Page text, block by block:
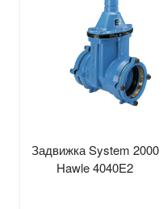
Задвижка System 2000
Hawle 4040E2